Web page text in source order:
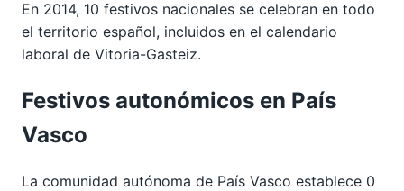
En 2014, 10 festivos nacionales se celebran en todo
el territorio español, incluidos en el calendario
laboral de Vitoria-Gasteiz.
Festivos autonómicos en País
Vasco
La comunidad autónoma de País Vasco establece 0